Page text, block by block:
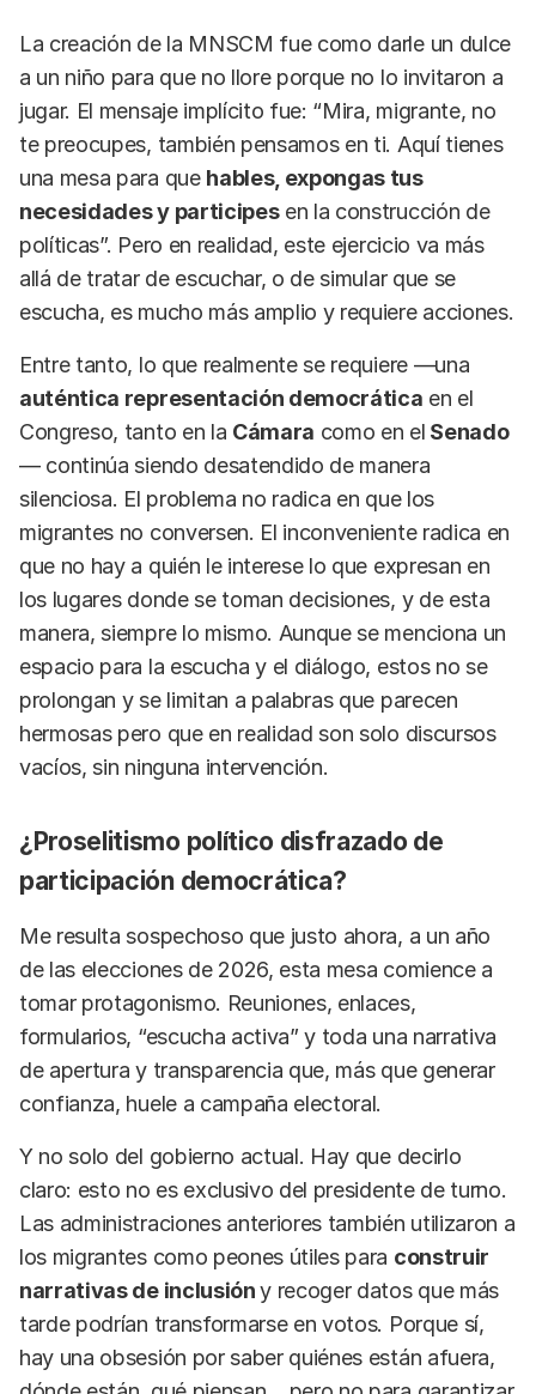
La creación de la MNSCM fue como darle un dulce
a un niño para que no llore porque no lo invitaron a
jugar. El mensaje implícito fue: “Mira, migrante, no
te preocupes, también pensamos en ti. Aquí tienes
una mesa para que hables, expongas tus
necesidades y participesen la construcción de
políticas”. Pero en realidad, este ejercicio va más
allá de tratar de escuchar, o de simular que se
escucha, es mucho más amplio y requiere acciones.
Entre tanto, lo que realmente se requiere —una
auténtica representación democrática en el
Congreso, tanto en la Cámara como en el Senado
— continúa siendo desatendido de manera
silenciosa. El problema no radica en que los
migrantes no conversen. El inconveniente radica en
que no hay a quién le interese lo que expresan en
los lugares donde se toman decisiones, y de esta
manera, siempre lo mismo. Aunque se menciona un
espacio para la escucha y el diálogo, estos no se
prolongan y se limitan a palabras que parecen
hermosas pero que en realidad son solo discursos
vacíos, sin ninguna intervención.
¿Proselitismo político disfrazado de
participación democrática?
Me resulta sospechoso que justo ahora, a un año
de las elecciones de 2026, esta mesa comience a
tomar protagonismo. Reuniones, enlaces,
formularios, “escucha activa” y toda una narrativa
de apertura y transparencia que, más que generar
confianza, huele a campaña electoral.
Y no solo del gobierno actual. Hay que decirlo
claro: esto no es exclusivo del presidente de turno.
Las administraciones anteriores también utilizaron a
los migrantes como peones útiles para construir
narrativas de inclusióny recoger datos que más
tarde podrían transformarse en votos. Porque sí,
hay una obsesión por saber quiénes están afuera,